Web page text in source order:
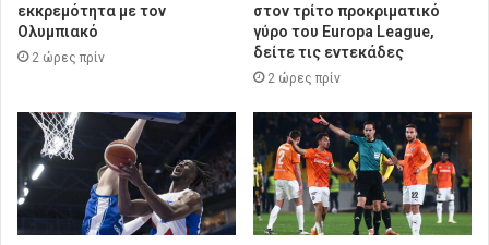
εκκρεμότητα με τον
Ολυμπιακό
2 ώρες πρίν
στον τρίτο προκριματικό
γύρο του Europa League,
δείτε τις εντεκάδες
2 ώρες πρίν